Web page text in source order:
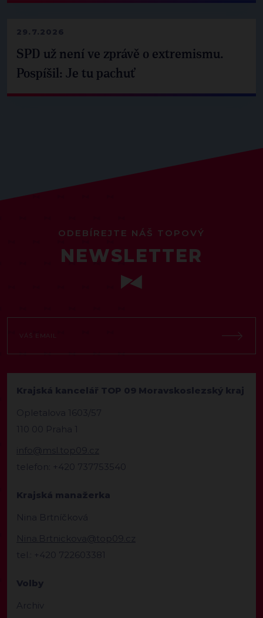
29.7.2026
SPD už není ve zprávě o extremismu.
Pospíšil: Je tu pachuť
ODEBÍREJTE NÁŠ TOPOVÝ
NEWSLETTER
Krajská kancelář TOP 09 Moravskoslezský kraj
Opletalova 1603/57
110 00 Praha 1
info@msl.top09.cz
telefon: +420 737753540
Krajská manažerka
Nina Brtníčková
Nina.Brtnickova@top09.cz
tel.: +420 722603381
Volby
Archiv